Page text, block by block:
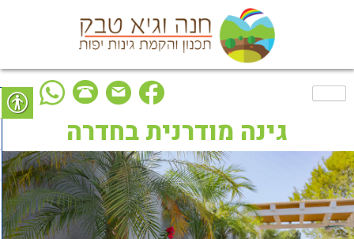
גינה מודרנית בחדרה